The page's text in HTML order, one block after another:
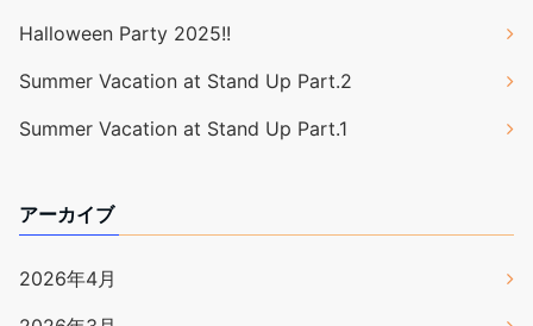
Halloween Party 2025!!
Summer Vacation at Stand Up Part.2
Summer Vacation at Stand Up Part.1
アーカイブ
2026年4月